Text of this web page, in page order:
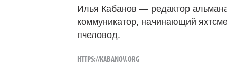
Илья Кабанов — редактор
коммуникатор, начинающий
пчеловод.
HTTPS://KABANOV.ORG